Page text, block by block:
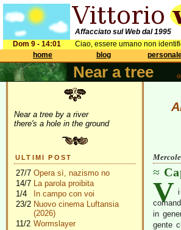
Affacciato sul Web dal 1995
Dom 9 - 14:01
Ciao, essere umano non
home
blog
Near a tree
Near a tree by a river
there's a hole in the ground
ULTIMI POST
27/7 Opera sì, nazismo no
14/7 La parola proibita
1/4
In campo con voi
23/2 Nuovo cinema Luftansia
(2026)
11/2 Wormslayer
V
in
gente